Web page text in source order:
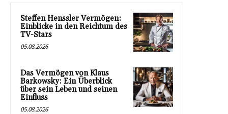
Steffen Henssler Vermögen:
Einblicke in den Reichtum des
TV-Stars
05.08.2026
Das Vermögen von Klaus
Barkowsky: Ein Überblick
über sein Leben und seinen
Einfluss
05.08.2026